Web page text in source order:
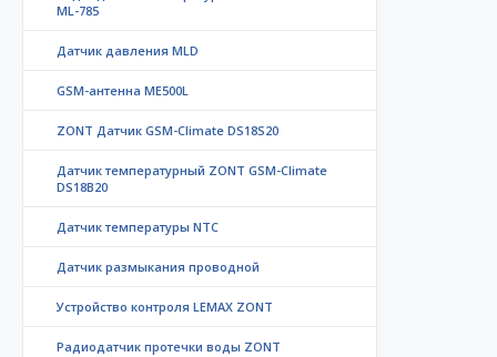
ML-785
Датчик давления MLD
GSM-антенна ME500L
ZONT Датчик GSM-Climate DS18S20
Датчик температурный ZONT GSM-Climate
DS18B20
Датчик температуры NTC
Датчик размыкания проводной
Устройство контроля LEMAX ZONT
Радиодатчик протечки воды ZONT